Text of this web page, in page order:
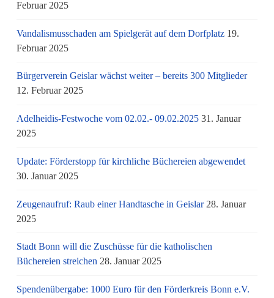
Februar 2025
Vandalismusschaden am Spielgerät auf dem Dorfplatz 19.
Februar 2025
Bürgerverein Geislar wächst weiter – bereits 300 Mitglieder
12. Februar 2025
Adelheidis-Festwoche vom 02.02.- 09.02.2025 31. Januar
2025
Update: Förderstopp für kirchliche Büchereien abgewendet
30. Januar 2025
Zeugenaufruf: Raub einer Handtasche in Geislar 28. Januar
2025
Stadt Bonn will die Zuschüsse für die katholischen
Büchereien streichen 28. Januar 2025
Spendenübergabe: 1000 Euro für den Förderkreis Bonn e.V.